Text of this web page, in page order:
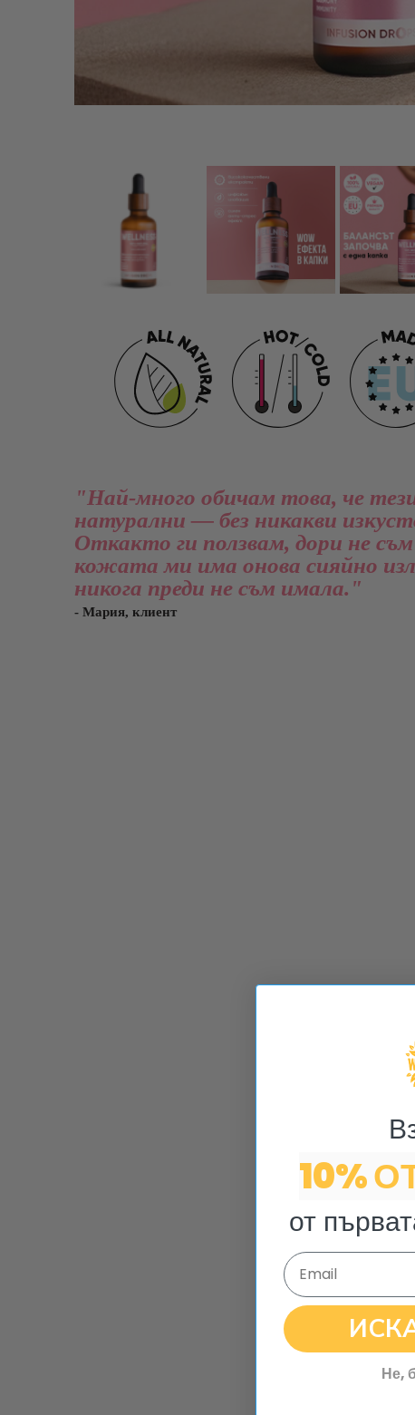
"Най-много обичам това, че
натурални — без никакви
Откакто ги ползвам, дори не
кожата ми има онова сияйно
никога преди не съм имала."
- Мария, клиент
10%
от
Email
Не,